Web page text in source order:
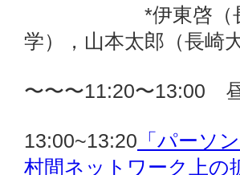
*伊東啓（長崎大
学），山本太郎（長崎
〜〜〜11:20〜13:00
13:00~13:20 「パーソ
村間ネットワーク上の